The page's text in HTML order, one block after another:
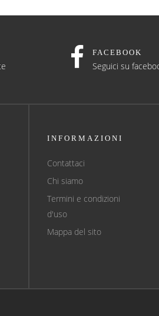
FACEBOOK
Seguici su
INFORMAZIONI
Contattaci
Chi siamo
Termini e condizioni
d'uso
Mappa del sito